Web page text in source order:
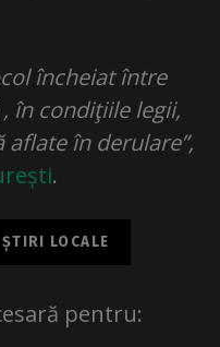
încheiat între
în condiţiile legii,
în derulare”,
.
LOCALE
pentru: